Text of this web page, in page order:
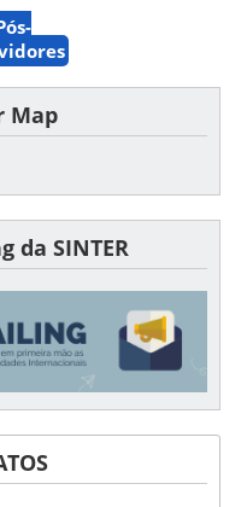
Map
da SINTER